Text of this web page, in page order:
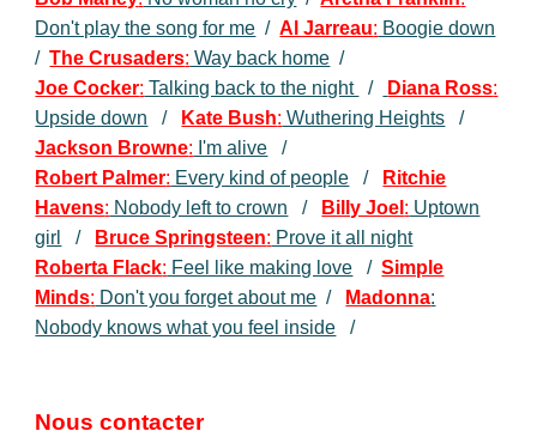
Don't play the song for me /Al Jarreau: Boogie down
/The Crusaders: Way back home /
Joe Cocker: Talking back to the night / Diana Ross:
Upside down / Kate Bush: Wuthering Heights /
Jackson Browne: I'm alive /
Robert Palmer: Every kind of people /
Ritchie
Havens: Nobody left to crown / Billy Joel : Uptown
girl
/ Bruce Springsteen: Prove it all night
Roberta Flack: Feel like making love /Simple
Minds: Don't you forget about me / Madonna:
Nobody knows what you feel inside /
Nous contacter